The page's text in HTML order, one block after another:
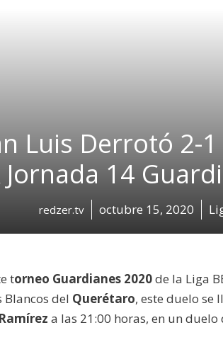
Luis Derrotó 2-
Jornada 14
redzer.tv octubre 15, 2020
torneo Guardianes 2020de la Liga
del Querétaro, este duelo se
a las 21:00 horas, en un